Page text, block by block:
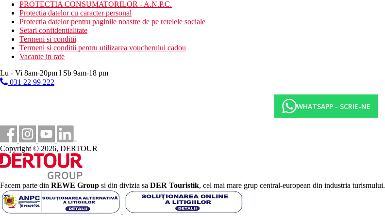
Pentru mai multe detalii va rugam sa accesati si:
User Guide:https://tdac.immigration.go.th/manual/en/index.html
FAQs:https://tdac.immigration.go.th/manual/en/faq.html
Distanţe
Distanta de cel mai apropiat aeroport
Distanta pana la plaja
Plaja
Hotel langa plaja
Vacanta la plaja
Piscine
Sezlonguri si umbrele gratuite la piscina
PROTECTIA CONSUMATORILOR - A.N.P.C.
Protectia datelor cu caracter personal
Protectia datelor pentru paginile noastre de pe retelele sociale
Setari confidentialitate
Termeni si conditii
Termeni si conditii pentru utilizarea voucherului cadou
Vacante in rate
Lu - Vi 8am-20pm l Sb 9am-18 pm
031 22 99 222
WHATSAPP - SCRIE-NE
Copyright © 2026, DERTOUR
Facem parte din REWE Group si din divizia sa DER Touristik, cel mai mare grup central-european din industria turismului.